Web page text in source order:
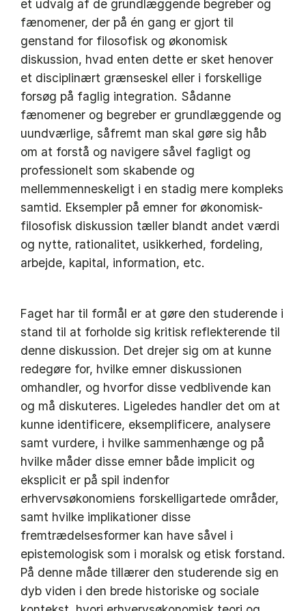
et udvalg af de grundlæggende begreber og
fænomener, der på én gang er gjort til
genstand for filosofisk og økonomisk
diskussion, hvad enten dette er sket henover
et disciplinært grænseskel eller i forskellige
forsøg på faglig integration. Sådanne
fænomener og begreber er grundlæggende og
uundværlige, såfremt man skal gøre sig håb
om at forstå og navigere såvel fagligt og
professionelt som skabende og
mellemmenneskeligt i en stadig mere kompleks
samtid. Eksempler på emner for økonomisk-
filosofisk diskussion tæller blandt andet værdi
og nytte, rationalitet, usikkerhed, fordeling,
arbejde, kapital, information, etc.
Faget har til formål er at gøre den studerende i
stand til at forholde sig kritisk reflekterende til
denne diskussion. Det drejer sig om at kunne
redegøre for, hvilke emner diskussionen
omhandler, og hvorfor disse vedblivende kan
og må diskuteres. Ligeledes handler det om at
kunne identificere, eksemplificere, analysere
samt vurdere, i hvilke sammenhænge og på
hvilke måder disse emner både implicit og
eksplicit er på spil indenfor
erhvervsøkonomiens forskelligartede områder,
samt hvilke implikationer disse
fremtrædelsesformer kan have såvel i
epistemologisk som i moralsk og etisk forstand.
På denne måde tillærer den studerende sig en
dyb viden i den brede historiske og sociale